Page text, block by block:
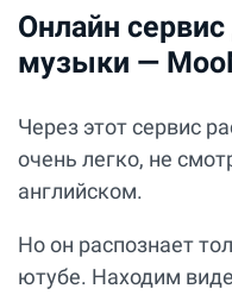
Онлайн
музыки —
Через этот сервис
очень легко, не
английском.
Но он распознает
ютубе. Находим